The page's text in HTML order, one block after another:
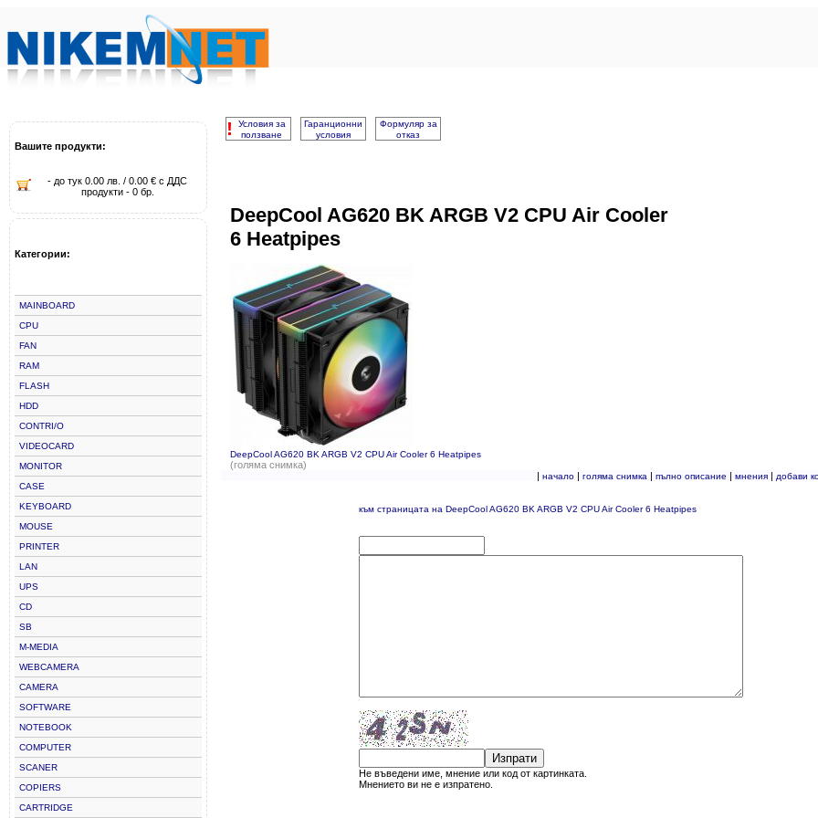
Вашите продукти:
- до тук 0.00 лв. / 0.00 € с ДДС
продукти - 0 бр.
Категории:
MAINBOARD
CPU
FAN
RAM
FLASH
HDD
CONTRI/O
VIDEOCARD
MONITOR
CASE
KEYBOARD
MOUSE
PRINTER
LAN
UPS
CD
SB
M-MEDIA
WEBCAMERA
CAMERA
SOFTWARE
NOTEBOOK
COMPUTER
SCANER
COPIERS
CARTRIDGE
!
Условия за
ползване
Гаранционни
условия
Формуляр за
отказ
DeepCool AG620 BK ARGB V2 CPU Air Cooler
6 Heatpipes
DeepCool AG620 BK ARGB V2 CPU Air Cooler 6 Heatpipes
(голяма снимка)
| начало| голяма снимка | пълно описание | мнения| добави
към страницата на DeepCool AG620 BK ARGB V2 CPU Air Cooler 6 Heatpipes
Изпрати
Не въведени име, мнение или код от картинката.
Мнението ви не е изпратено.